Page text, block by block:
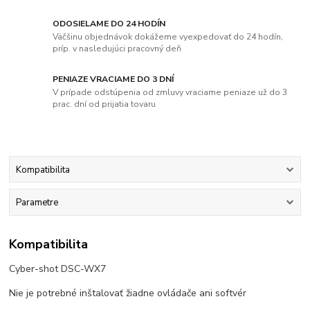
ODOSIELAME DO 24 HODÍN
Väčšinu objednávok dokážeme vyexpedovať do 24 hodín,
príp. v nasledujúci pracovný deň
PENIAZE VRACIAME DO 3 DNÍ
V prípade odstúpenia od zmluvy vraciame peniaze už do 3
prac. dní od prijatia tovaru
Kompatibilita
Parametre
Kompatibilita
Cyber-shot DSC-WX7
Nie je potrebné inštalovať žiadne ovládače ani softvér